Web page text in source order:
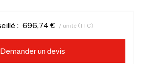
: 696,74 € / unité (TTC)
Demander un devis